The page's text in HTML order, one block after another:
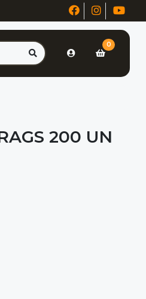
0
200 UN